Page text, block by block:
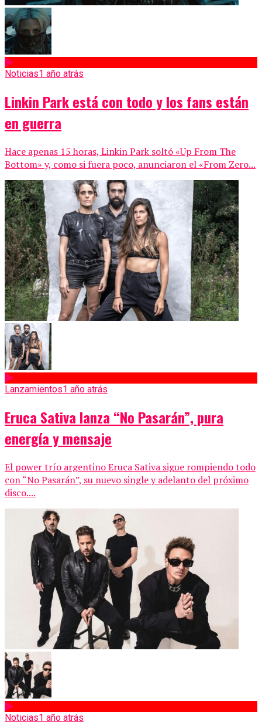
Noticias1 año atrás
Linkin Park está con todo y los fans están
en guerra
Hace apenas 15 horas, Linkin Park soltó «Up From The
Bottom» y, como si fuera poco, anunciaron el «From Zero...
Lanzamientos1 año atrás
Eruca Sativa lanza “No Pasarán”, pura
energía y mensaje
El power trío argentino Eruca Sativa sigue rompiendo todo
con “No Pasarán”, su nuevo single y adelanto del próximo
disco....
Noticias1 año atrás